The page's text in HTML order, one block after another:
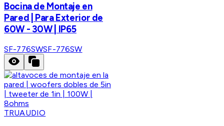
Bocina de Montaje en
Pared | Para Exterior de
60W - 30W | IP65
SF-776SWSF-776SW
TRUAUDIO